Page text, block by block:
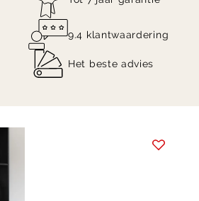
9.4 klantwaardering
Het beste advies
1